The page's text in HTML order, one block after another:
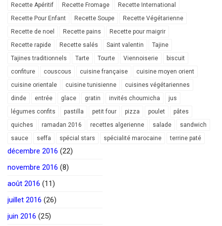
Recette Apéritif Recette Fromage
Recette International
Recette Pour Enfant
Recette Soupe
Recette Végétarienne
Recette de noel
Recette pains
Recette pour maigrir
Recette rapide
Recette salés Saint valentin
Tajine
Tajines traditionnels
Tarte Tourte Viennoiserie
biscuit
confiture
couscous cuisine française
cuisine moyen orient
cuisine orientale
cuisine tunisienne
cuisines végétariennes
dinde
entrée glace gratin invités choumicha
jus
légumes confits
pastilla petit four pizza poulet
pâtes
quiches
ramadan 2016 recettes algerienne salade
sandwich
sauce
seffa spécial stars spécialité marocaine terrine paté
décembre 2016 (22)
novembre 2016 (8)
août 2016 (11)
juillet 2016 (26)
juin 2016 (25)